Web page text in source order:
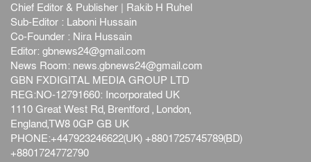
Chief Editor & Publisher | Rakib H Ruhel
Sub-Editor : Laboni Hussain
Co-Founder : Nira Hussain
Editor: gbnews24@gmail.com
News Room: news.gbnews24@gmail.com
GBN FXDIGITAL MEDIA GROUP LTD
REG:NO-12791660: Incorporated UK
1110 Great West Rd, Brentford , London,
England,TW8 0GP GB UK
PHONE:+447923246622(UK) +8801725745789(BD)
+8801724772790